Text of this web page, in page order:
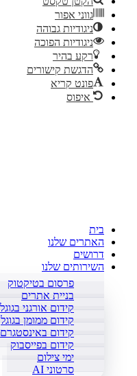
דילוג לתוכןגווני אפור
ניגודיות גבוהה
ניגודיות הפוכה
רקע בהיר
הדגשת קישורים
פונט קריא
איפוס
בית
האתרים שלנו
דרושים
השירותים שלנו
פרסום בטיקטוק
בניית אתרים
קידום אורגני בגוגל
קידום ממומן בגוגל
קידום באינסטגרם
קידום בפייסבוק
ימי צילום
סרטוני AI